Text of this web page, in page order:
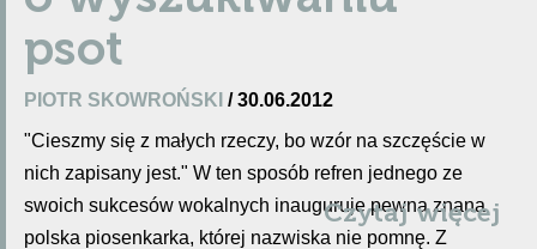
psot
PIOTR SKOWROŃSKI / 30.06.2012
"Cieszmy się z małych rzeczy, bo wzór na szczęście w
nich zapisany jest." W ten sposób refren jednego ze
swoich sukcesów wokalnych inauguruje pewna znana
polska piosenkarka, której nazwiska nie pomnę. Z
Czytaj więcej